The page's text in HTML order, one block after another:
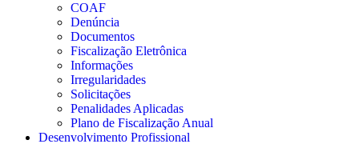
COAF
Denúncia
Documentos
Fiscalização Eletrônica
Informações
Irregularidades
Solicitações
Penalidades Aplicadas
Plano de Fiscalização Anual
Desenvolvimento Profissional